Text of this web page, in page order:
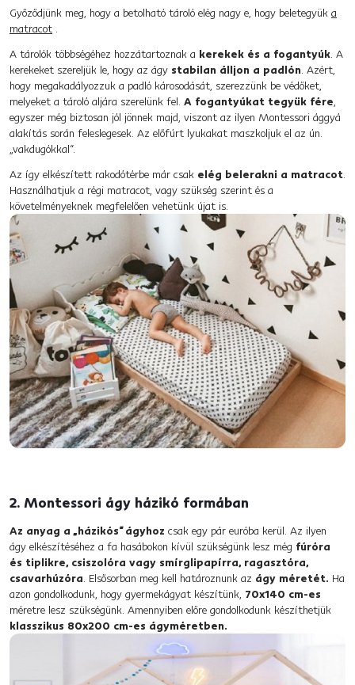
Győződjünk meg, hogy a betolható tároló elég nagy e, hogy beletegyük a
matracot
A tárolók többségéhez hozzátartoznak a kerekek és a fogantyúk . A
kerekeket szereljük le, hogy az ágy stabilan álljon a padlón . Azért,
hogy megakadályozzuk a padló károsodását, szerezzünk be védőket,
melyeket a tároló aljára szerelünk fel. A fogantyúkat tegyük fére
egyszer még biztosan jól jönnek majd, viszont az ilyen Montessori ággyá
alakítás során feleslegesek. Az előfúrt lyukakat maszkoljuk el az ún.
„vakdugókkal“.
Az így elkészített rakodótérbe már csak elég belerakni a matracot
Használhatjuk a régi matracot, vagy szükség szerint és a
követelményeknek megfelelően vehetünk újat is.
2. Montessori ágy házikó formában
Az anyag a „házikós“ ágyhoz csak egy pár euróba kerül. Az ilyen
ágy elkészítéséhez a fa hasábokon kívül szükségünk lesz még fúróra
és tiplikre, csiszolóra vagy smírglipapírra, ragasztóra,
csavarhúzóra. Elsősorban meg kell határoznunk az ágy méretét. Ha
azon gondolkodunk, hogy gyermekágyat készítünk, 70x140 cm-es
méretre lesz szükségünk. Amennyiben előre gondolkodunk készíthetjük
klasszikus 80x200 cm-es ágyméretben.